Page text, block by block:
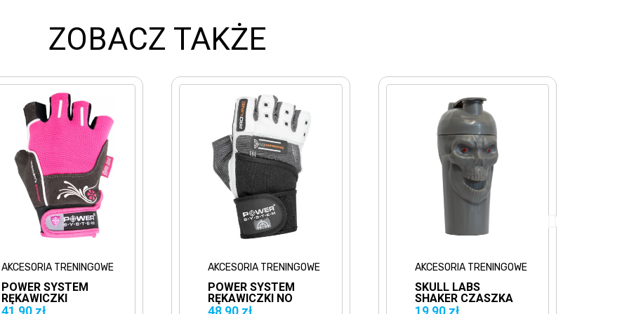
ZOBACZ TAKŻE
AKCESORIA TRENINGOWE
POWER SYSTEM
RĘKAWICZKI NO
COMPROMISE
48,90 zł
AKCESORIA TRENINGOWE
SKULL LABS
SHAKER CZASZKA
700ML SZARA
19,90 zł
AKCESORIA TRENINGOWE
SKULL LABS
SHAKER CZASZKA
700ML BIAŁY
19,90 zł